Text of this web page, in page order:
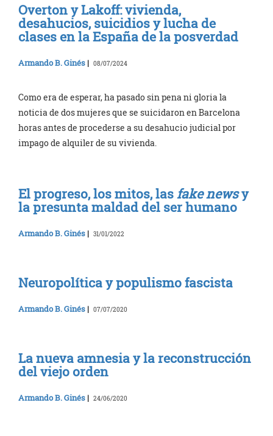
Overton y Lakoff: vivienda,
desahucios, suicidios y lucha de
clases en la España de la posverdad
Armando B. Ginés | 08/07/2024
Como era de esperar, ha pasado sin pena ni gloria la
noticia de dos mujeres que se suicidaron en Barcelona
horas antes de procederse a su desahucio judicial por
impago de alquiler de su vivienda.
El progreso, los mitos, lasfake newsy
la presunta maldad del ser humano
Armando B. Ginés | 31/01/2022
Neuropolítica y populismo fascista
Armando B. Ginés | 07/07/2020
La nueva amnesia y la reconstrucción
del viejo orden
Armando B. Ginés | 24/06/2020